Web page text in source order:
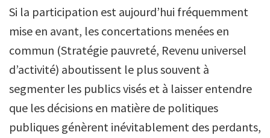
Si la participation est aujourd’hui fréquemment
mise en avant, les concertations menées en
commun (Stratégie pauvreté, Revenu universel
d’activité) aboutissent le plus souvent à
segmenter les publics visés et à laisser entendre
que les décisions en matière de politiques
publiques génèrent inévitablement des perdants,